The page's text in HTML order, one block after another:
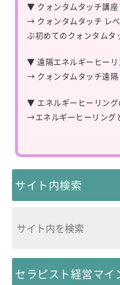
▼ クォンタムタッチ講座
→ クォンタムタッチ レ
ぶ初めてのクォンタムタ
▼ 遠隔エネルギーヒーリ
→ クォンタムタッチ遠
▼ エネルギーヒーリング
→エネルギーヒーリング
サイト内検索
セラピスト経営マ